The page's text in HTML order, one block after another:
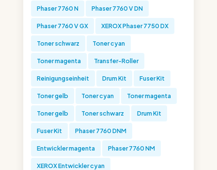
Phaser 7760 N Phaser 7760 V DN
Phaser 7760 V GX XEROX Phaser 7750 DX
Toner schwarz Toner cyan
Toner magenta Transfer-Roller
Reinigungseinheit Drum Kit Fuser Kit
Toner gelb Toner cyan Toner magenta
Toner gelb Toner schwarz Drum Kit
Fuser Kit Phaser 7760 DNM
Entwickler magenta Phaser 7760 NM
XEROX Entwickler cyan